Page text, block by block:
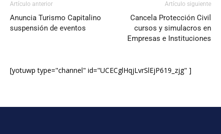
Artículo anterior
Anuncia Turismo Capitalino
suspensión de eventos
Artículo siguiente
Cancela Protección Civil
cursos y simulacros en
Empresas e Instituciones
[yotuwp type="channel" id="UCECglHqjLvrSlEjP619_zjg" ]